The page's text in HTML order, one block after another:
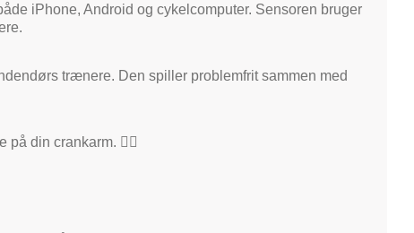
iPhone, Android og cykelcomputer. Sensoren bruger
trænere. Den spiller problemfrit sammen med
din crankarm. 🚴‍♀️